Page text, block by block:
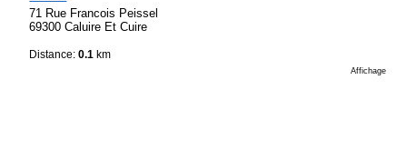
71 Rue Francois Peissel
69300 Caluire Et Cuire
Distance:0.1 km
Affichage